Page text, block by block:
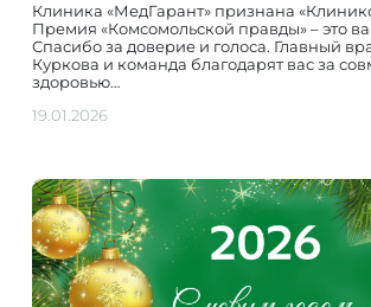
Клиника «МедГарант» признана
Премия «Комсомольской правды» – это
Спасибо за доверие и голоса. Главный
Куркова и команда благодарят вас за
здоровью…
19.01.2026